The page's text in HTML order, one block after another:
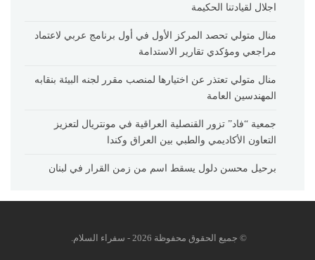
اجلال لقيادتنا الحكيمة
منال متولي تحصد المركز الأول في أول برنامج عربي لاعتماد
مراجعي ومؤكدي تقارير الاستدامة
منال متولي تعتذر عن اختيارها لمنصب مقرر لجنه البيئة بنقابه
المهندسين العامة
جمعية “فاد” تزور القنصلية العراقية في مونتريال لتعزيز
التعاون الأكاديمي والطبي بين العراق وكندا
برحيل محسن دلول يسقط اسم من زمن القرار في لبنان
© جميع الحقوق محفوظة 2026 - سفراء السلام.